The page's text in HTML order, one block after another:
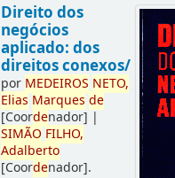
Direito dos
negócios
aplicado: dos
direitos conexos/
por MEDEIROS NETO,
Elias Marques de
[Coordenador] |
SIMÃO FILHO,
Adalberto
[Coordenador].